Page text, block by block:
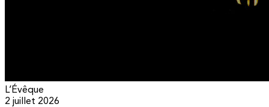
L’Évêque
2 juillet 2026